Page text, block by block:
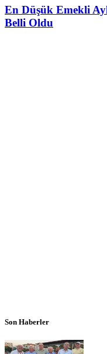
En Düşük Emekli
Belli Oldu
Son Haberler